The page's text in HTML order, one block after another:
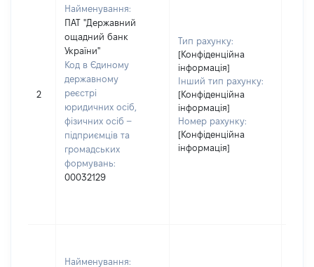
2
Найменування:
ПАТ "Державний
ощадний банк
України"
Код в Єдиному
державному
реєстрі
юридичних осіб,
фізичних осіб –
підприємців та
громадських
формувань:
00032129
Тип рахунку:
[Конфіденційна
інформація]
Інший тип рахунку:
[Конфіденційна
інформація]
Номер рахунку:
[Конфіденційна
інформація]
Найменування: